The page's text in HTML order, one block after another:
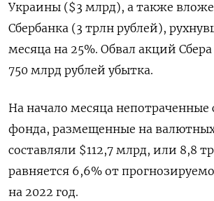
Украины ($3 млрд), а также
Сбербанка (3 трлн рублей),
месяца на 25%. Обвал акций
750 млрд рублей убытка.
На начало месяца непотраченные
фонда, размещенные на валютных
составляли $112,7 млрд, или 8,8
равняется 6,6% от
на 2022 год.